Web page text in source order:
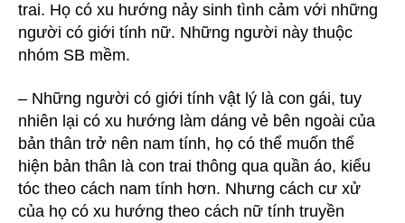
trai. Họ có xu hướng nảy sinh tình cảm với những
người có giới tính nữ. Những người này thuộc
nhóm SB mềm.
– Những người có giới tính vật lý là con gái, tuy
nhiên lại có xu hướng làm dáng vẻ bên ngoài của
bản thân trở nên nam tính, họ có thể muốn thể
hiện bản thân là con trai thông qua quần áo, kiểu
tóc theo cách nam tính hơn. Nhưng cách cư xử
của họ có xu hướng theo cách nữ tính truyền